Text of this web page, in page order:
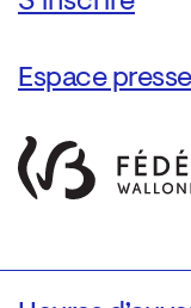
Espace presse